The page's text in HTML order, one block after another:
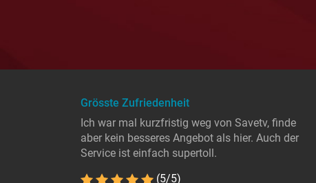
Grösste Zufriedenheit
Ich war mal kurzfristig weg von Savetv, finde
aber kein besseres Angebot als hier. Auch der
Service ist einfach supertoll.
(5/5)